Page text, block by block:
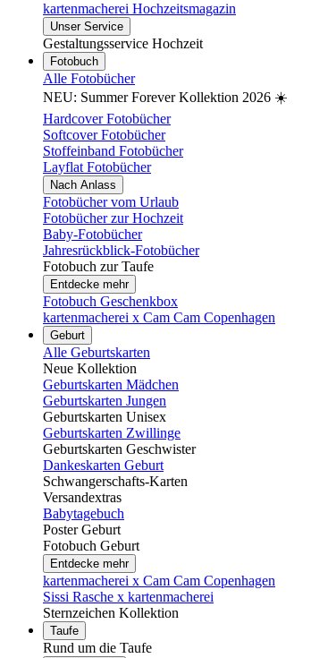
kartenmacherei Hochzeitsmagazin
Unser Service
Gestaltungsservice Hochzeit
Fotobuch
Alle Fotobücher
NEU: Summer Forever Kollektion 2026 ☀️
Hardcover Fotobücher
Softcover Fotobücher
Stoffeinband Fotobücher
Layflat Fotobücher
Nach Anlass
Fotobücher vom Urlaub
Fotobücher zur Hochzeit
Baby-Fotobücher
Jahresrückblick-Fotobücher
Fotobuch zur Taufe
Entdecke mehr
Fotobuch Geschenkbox
kartenmacherei x Cam Cam Copenhagen
Geburt
Alle Geburtskarten
Neue Kollektion
Geburtskarten Mädchen
Geburtskarten Jungen
Geburtskarten Unisex
Geburtskarten Zwillinge
Geburtskarten Geschwister
Dankeskarten Geburt
Schwangerschafts-Karten
Versandextras
Babytagebuch
Poster Geburt
Fotobuch Geburt
Entdecke mehr
kartenmacherei x Cam Cam Copenhagen
Sissi Rasche x kartenmacherei
Sternzeichen Kollektion
Taufe
Rund um die Taufe